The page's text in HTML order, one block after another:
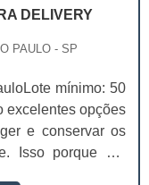
DELIVERY
PAULO - SP
mínimo: 50
excelentes opções
e conservar os
Isso porque ele